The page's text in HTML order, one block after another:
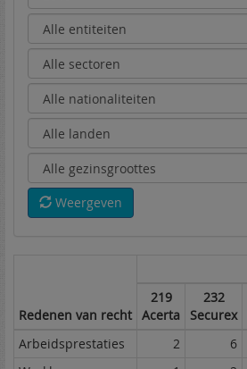
Weergeven
Redenen van recht
219
Acerta
232
Securex
Arbeidsprestaties
2 6